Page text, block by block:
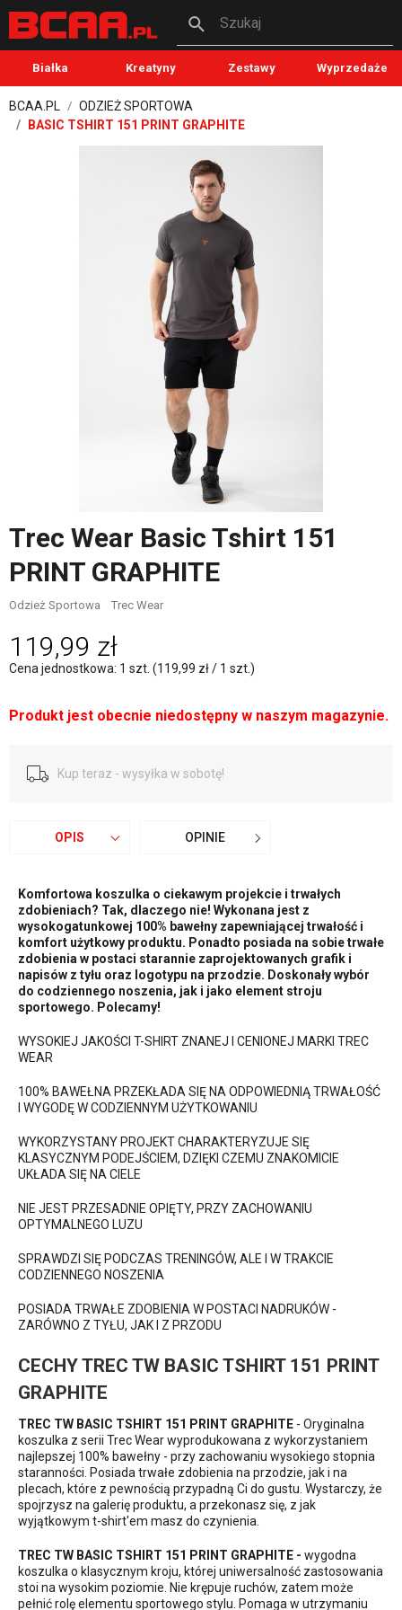
Szukaj
Białka Kreatyny Zestawy Wyprzedaże
BCAA.PL
ODZIEŻ SPORTOWA
BASIC TSHIRT 151 PRINT GRAPHITE
Trec Wear Basic Tshirt 151
PRINT GRAPHITE
Odzież Sportowa Trec Wear
119,99 zł
Cena jednostkowa: 1 szt. (119,99 zł / 1 szt.)
Produkt jest obecnie niedostępny w naszym magazynie.
Kup teraz - wysyłka w sobotę!
OPIS OPINIE
Komfortowa koszulka o ciekawym projekcie i trwałych
zdobieniach? Tak, dlaczego nie! Wykonana jest z
wysokogatunkowej 100% bawełny zapewniającej trwałość i
komfort użytkowy produktu. Ponadto posiada na sobie trwałe
zdobienia w postaci starannie zaprojektowanych grafik i
napisów z tyłu oraz logotypu na przodzie. Doskonały wybór
do codziennego noszenia, jak i jako element stroju
sportowego. Polecamy!
WYSOKIEJ JAKOŚCI T-SHIRT ZNANEJ I CENIONEJ MARKI TREC
WEAR
100% BAWEŁNA PRZEKŁADA SIĘ NA ODPOWIEDNIĄ TRWAŁOŚĆ
I WYGODĘ W CODZIENNYM UŻYTKOWANIU
WYKORZYSTANY PROJEKT CHARAKTERYZUJE SIĘ
KLASYCZNYM PODEJŚCIEM, DZIĘKI CZEMU ZNAKOMICIE
UKŁADA SIĘ NA CIELE
NIE JEST PRZESADNIE OPIĘTY, PRZY ZACHOWANIU
OPTYMALNEGO LUZU
SPRAWDZI SIĘ PODCZAS TRENINGÓW, ALE I W TRAKCIE
CODZIENNEGO NOSZENIA
POSIADA TRWAŁE ZDOBIENIA W POSTACI NADRUKÓW -
ZARÓWNO Z TYŁU, JAK I Z PRZODU
CECHY TREC TW BASIC TSHIRT 151 PRINT
GRAPHITE
TREC TW BASIC TSHIRT 151 PRINT GRAPHITE - Oryginalna
koszulka z serii Trec Wear wyprodukowana z wykorzystaniem
najlepszej 100% bawełny - przy zachowaniu wysokiego stopnia
staranności. Posiada trwałe zdobienia na przodzie, jak i na
plecach, które z pewnością przypadną Ci do gustu. Wystarczy, że
spojrzysz na galerię produktu, a przekonasz się, z jak
wyjątkowym t-shirt'em masz do czynienia.
TREC TW BASIC TSHIRT 151 PRINT GRAPHITE - wygodna
koszulka o klasycznym kroju, której uniwersalność zastosowania
stoi na wysokim poziomie. Nie krępuje ruchów, zatem może
pełnić rolę elementu sportowego stylu. Pomaga w utrzymaniu